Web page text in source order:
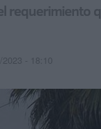
requerimiento
2023 - 18:10